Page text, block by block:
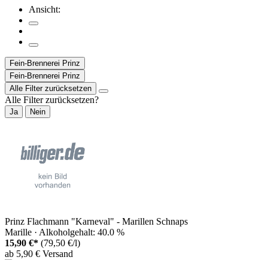
Ansicht:
Fein-Brennerei Prinz
Fein-Brennerei Prinz
Alle Filter zurücksetzen
Alle Filter zurücksetzen?
Ja Nein
Prinz Flachmann "Karneval" - Marillen Schnaps
Marille · Alkoholgehalt: 40.0 %
15,90 €* (79,50 €/l)
ab 5,90 € Versand